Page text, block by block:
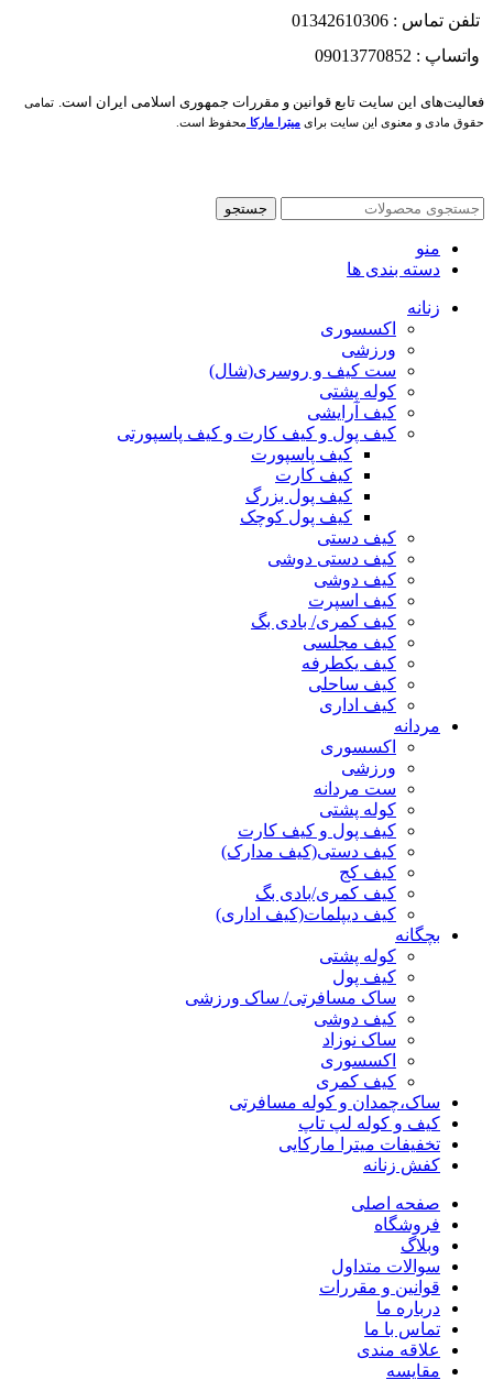
تلفن تماس : 01342610306
واتساپ : 09013770852
فعاليت‌های اين سايت تابع قوانين و مقررات جمهوری اسلامی ايران است. تمامی
حقوق مادی و معنوی این سایت برای میترا مارکا محفوظ است.
جستجو
منو
دسته بندی ها
زنانه
اکسسوری
ورزشی
ست کیف و روسری(شال)
کوله پشتی
کیف آرایشی
کیف پول و کیف کارت و کیف پاسپورتی
کیف پاسپورت
کیف کارت
کیف پول بزرگ
کیف پول کوچک
کیف دستی
کیف دستی دوشی
کیف دوشی
کیف اسپرت
کیف کمری/ بادی بگ
کیف مجلسی
کیف یکطرفه
کیف ساحلی
کیف اداری
مردانه
اکسسوری
ورزشی
ست مردانه
کوله پشتی
کیف پول و کیف کارت
کیف دستی(کیف مدارک)
کیف کج
کیف کمری/بادی بگ
کیف دیپلمات(کیف اداری)
بچگانه
کوله پشتی
کیف پول
ساک مسافرتی/ ساک ورزشی
کیف دوشی
ساک نوزاد
اکسسوری
کیف کمری
ساک،چمدان و کوله مسافرتی
کیف و کوله لپ تاپ
تخفیفات میترا مارکایی
کفش زنانه
صفحه اصلی
فروشگاه
وبلاگ
سوالات متداول
قوانین و مقررات
درباره ما
تماس با ما
علاقه مندی
مقايسه